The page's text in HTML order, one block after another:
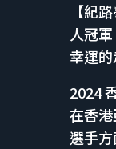
【紀
人冠
幸運
2024
在香
選手